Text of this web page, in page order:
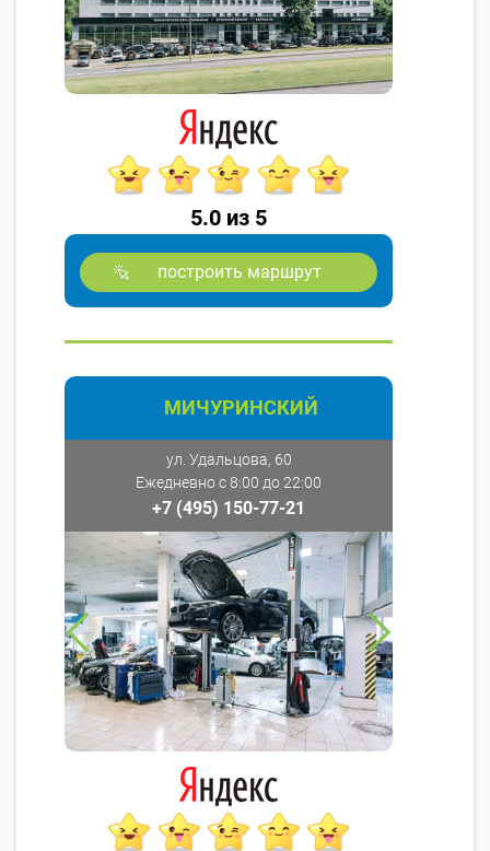
5.0 из 5
построить маршрут
МИЧУРИНСКИЙ
ул. Удальцова, 60
Ежедневно с 8:00 до 22:00
+7 (495) 150-77-21